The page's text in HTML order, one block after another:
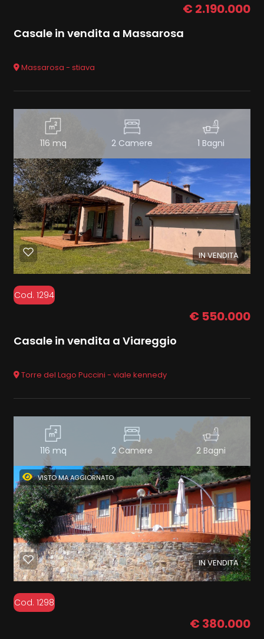
€ 2.190.000
Casale in vendita a Massarosa
Massarosa - stiava
116 mq 2 Camere 1 Bagni
IN VENDITA
Cod. 1294
€ 550.000
Casale in vendita a Viareggio
Torre del Lago Puccini - viale kennedy
116 mq 2 Camere 2 Bagni
IN VENDITA
VISTO MA AGGIORNATO
Cod. 1298
€ 380.000